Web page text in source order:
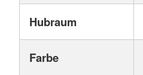
Hubraum
Farbe